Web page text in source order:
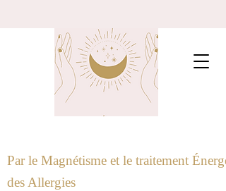
Par le Magnétisme et le traitement
des Allergies